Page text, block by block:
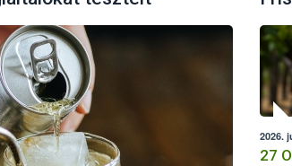
2026.
27